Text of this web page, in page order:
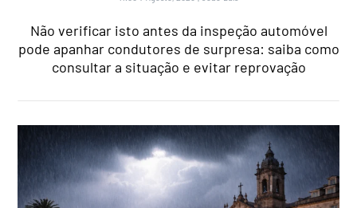
Não verificar isto antes da inspeção automóvel
pode apanhar condutores de surpresa: saiba como
consultar a situação e evitar reprovação